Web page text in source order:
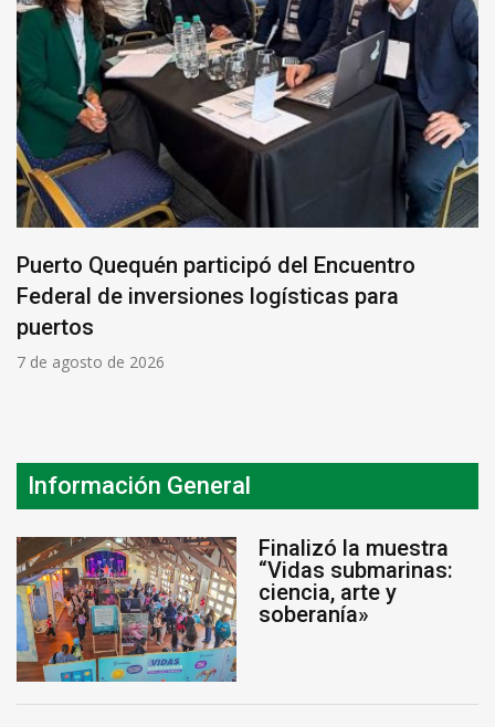
Puerto Quequén participó del Encuentro
Federal de inversiones logísticas para
puertos
7 de agosto de 2026
Información General
Finalizó la muestra
“Vidas submarinas:
ciencia, arte y
soberanía»